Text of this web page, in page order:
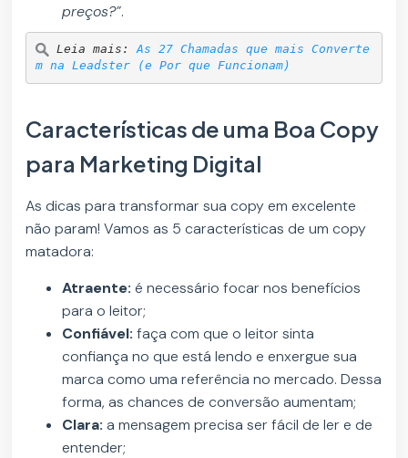
preços?”.
Leia mais: As 27 Chamadas que mais Converte
m na Leadster (e Por que Funcionam)
Características de uma Boa Copy
para Marketing Digital
As dicas para transformar sua copy em excelente
não param! Vamos as 5 características de um copy
matadora:
Atraente: é necessário focar nos benefícios
para o leitor;
Confiável: faça com que o leitor sinta
confiança no que está lendo e enxergue sua
marca como uma referência no mercado. Dessa
forma, as chances de conversão aumentam;
Clara: a mensagem precisa ser fácil de ler e de
entender;